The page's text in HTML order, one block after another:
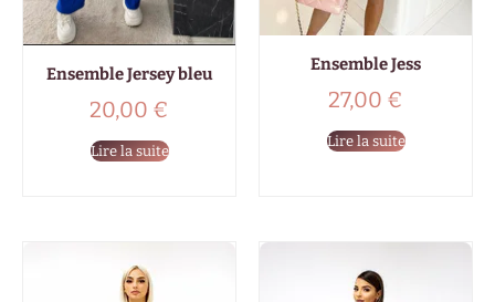
Ensemble Jersey bleu
20,00 €
Lire la suite
Ensemble Jess
27,00 €
Lire la suite